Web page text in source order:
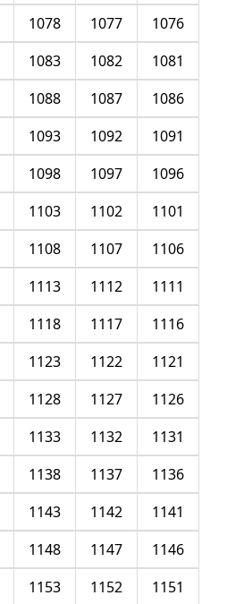
1076
1077
1078
1081
1082
1083
1086
1087
1088
1091
1092
1093
1096
1097
1098
1101
1102
1103
1106
1107
1108
1111
1112
1113
1116
1117
1118
1121
1122
1123
1126
1127
1128
1131
1132
1133
1136
1137
1138
1141
1142
1143
1146
1147
1148
1151
1152
1153